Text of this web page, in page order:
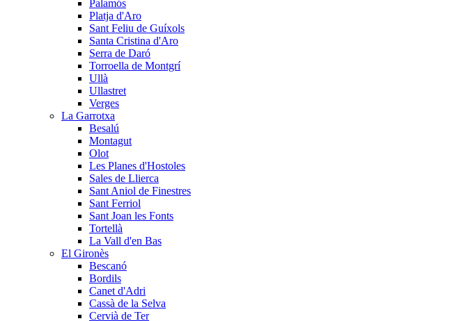
Palamós
Platja d'Aro
Sant Feliu de Guíxols
Santa Cristina d'Aro
Serra de Daró
Torroella de Montgrí
Ullà
Ullastret
Verges
La Garrotxa
Besalú
Montagut
Olot
Les Planes d'Hostoles
Sales de Llierca
Sant Aniol de Finestres
Sant Ferriol
Sant Joan les Fonts
Tortellà
La Vall d'en Bas
El Gironès
Bescanó
Bordils
Canet d'Adri
Cassà de la Selva
Cervià de Ter